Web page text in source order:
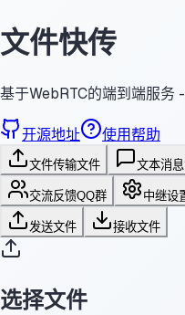
文件快传
基于WebRTC的端到端服务
开源地址 使用帮助
文件传输文件 文本消息
交流反馈QQ群 中继设
发送文件 接收文件
选择文件